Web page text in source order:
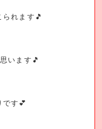
れます🎵
います🎵
です💕